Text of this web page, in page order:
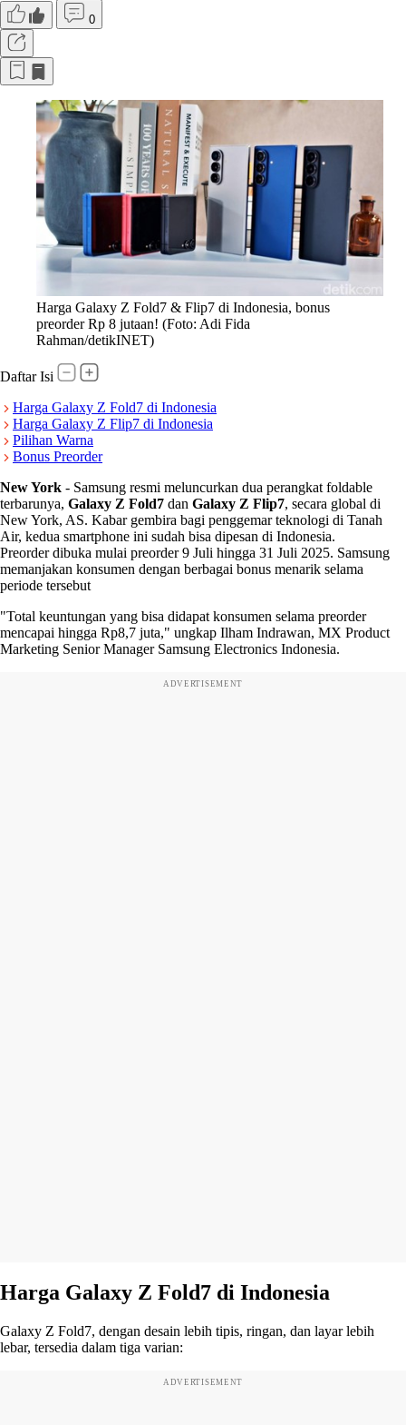
0
Harga Galaxy Z Fold7 & Flip7 di Indonesia, bonus
preorder Rp 8 jutaan! (Foto: Adi Fida
Rahman/detikINET)
Daftar Isi
Harga Galaxy Z Fold7 di Indonesia
Harga Galaxy Z Flip7 di Indonesia
Pilihan Warna
Bonus Preorder
New York - Samsung resmi meluncurkan dua perangkat foldable
terbarunya, Galaxy Z Fold7 dan Galaxy Z Flip7, secara global di
New York, AS. Kabar gembira bagi penggemar teknologi di Tanah
Air, kedua smartphone ini sudah bisa dipesan di Indonesia.
Preorder dibuka mulai preorder 9 Juli hingga 31 Juli 2025. Samsung
memanjakan konsumen dengan berbagai bonus menarik selama
periode tersebut
"Total keuntungan yang bisa didapat konsumen selama preorder
mencapai hingga Rp8,7 juta," ungkap Ilham Indrawan, MX Product
Marketing Senior Manager Samsung Electronics Indonesia.
ADVERTISEMENT
Harga Galaxy Z Fold7 di Indonesia
Galaxy Z Fold7, dengan desain lebih tipis, ringan, dan layar lebih
lebar, tersedia dalam tiga varian:
ADVERTISEMENT